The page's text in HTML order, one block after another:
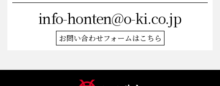
info-honten@o-ki.co.jp
お問い合わせフォームはこちら